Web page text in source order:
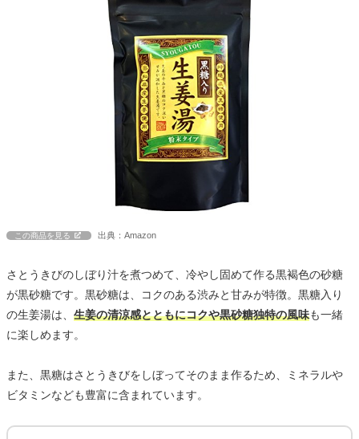
この商品を見る 出典：Amazon
さとうきびのしぼり汁を煮つめて、冷やし固めて作る黒褐色の砂糖
が黒砂糖です。黒砂糖は、コクのある渋みと甘みが特徴。黒糖入り
の生姜湯は、 生姜の清涼感とともにコクや黒砂糖独特の風味も一緒
に楽しめます。
また、黒糖はさとうきびをしぼってそのまま作るため、ミネラルや
ビタミンなども豊富に含まれています。